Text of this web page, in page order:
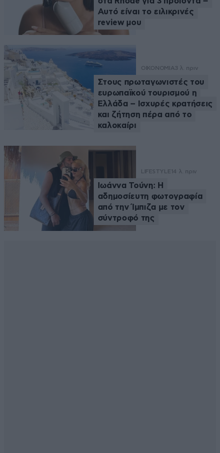
Αυτό είναι το ειλικρινές
review μου
ΟΙΚΟΝΟΜΙΑ3 λ. πριν
Στους πρωταγωνιστές του
ευρωπαϊκού τουρισμού η
Ελλάδα – Ισχυρές κρατήσεις
και ζήτηση πέρα από το
καλοκαίρι
LIFESTYLE 14 λ. πριν
Ιωάννα Τούνη: Η
αδημοσίευτη φωτογραφία
από την Ίμπιζα με τον
σύντροφό της